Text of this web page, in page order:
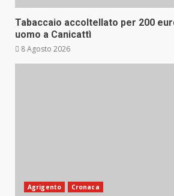
Tabaccaio accoltellato per 200
uomo a Canicattì
8 Agosto 2026
Agrigento Cronaca